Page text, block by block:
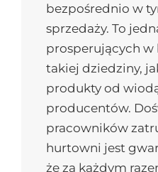
bezpośrednio w
sprzedaży. To
prosperujących w
takiej dziedziny,
produkty od
producentów.
pracowników
hurtowni jest
że za każdym